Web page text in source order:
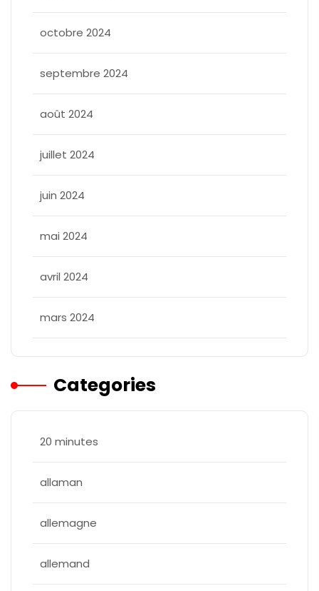
octobre 2024
septembre 2024
août 2024
juillet 2024
juin 2024
mai 2024
avril 2024
mars 2024
Categories
20 minutes
allaman
allemagne
allemand